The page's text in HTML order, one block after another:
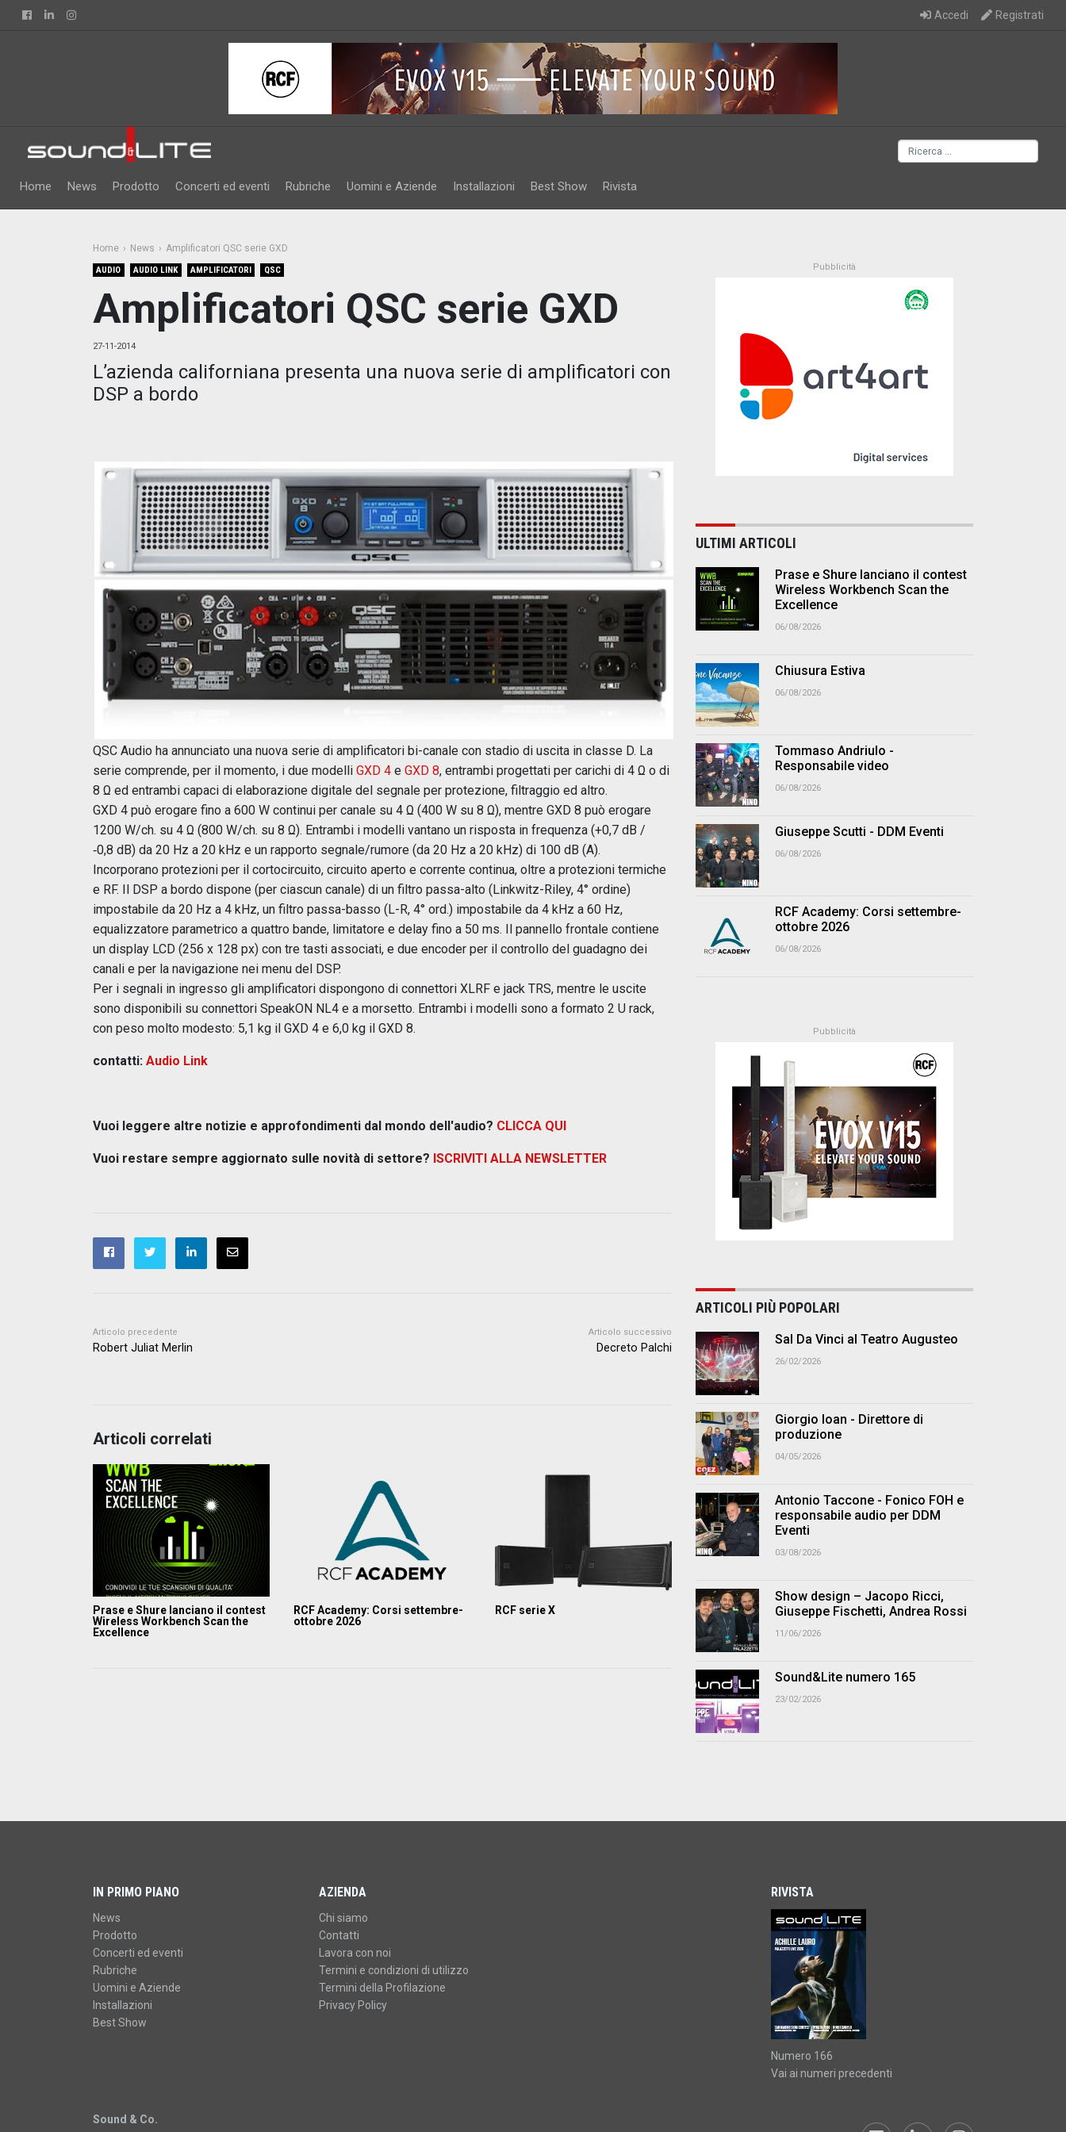
FacebookLinkedin Accedi Registrati
Home News Prodotto Concerti ed eventi Rubriche Uomini e Aziende Installazioni Best Show Rivista
Home News Amplificatori QSC serie GXD
AUDIO AUDIO LINK AMPLIFICATORI QSC
Amplificatori QSC serie GXD
27-11-2014
L’azienda californiana presenta una nuova serie di amplificatori con
DSP a bordo
QSC Audio ha annunciato una nuova serie di amplificatori bi-canale con stadio di uscita in classe D. La
serie comprende, per il momento, i due modelli GXD 4 e GXD 8, entrambi progettati per carichi di 4 Ω o di
8 Ω ed entrambi capaci di elaborazione digitale del segnale per protezione, filtraggio ed altro.
GXD 4 può erogare fino a 600 W continui per canale su 4 Ω (400 W su 8 Ω), mentre GXD 8 può erogare
1200 W/ch. su 4 Ω (800 W/ch. su 8 Ω). Entrambi i modelli vantano un risposta in frequenza (+0,7 dB /
‑0,8 dB) da 20 Hz a 20 kHz e un rapporto segnale/rumore (da 20 Hz a 20 kHz) di 100 dB (A).
Incorporano protezioni per il cortocircuito, circuito aperto e corrente continua, oltre a protezioni termiche
e RF. Il DSP a bordo dispone (per ciascun canale) di un filtro passa-alto (Linkwitz-Riley, 4° ordine)
impostabile da 20 Hz a 4 kHz, un filtro passa-basso (L-R, 4° ord.) impostabile da 4 kHz a 60 Hz,
equalizzatore parametrico a quattro bande, limitatore e delay fino a 50 ms. Il pannello frontale contiene
un display LCD (256 x 128 px) con tre tasti associati, e due encoder per il controllo del guadagno dei
canali e per la navigazione nei menu del DSP.
Per i segnali in ingresso gli amplificatori dispongono di connettori XLRF e jack TRS, mentre le uscite
sono disponibili su connettori SpeakON NL4 e a morsetto. Entrambi i modelli sono a formato 2 U rack,
con peso molto modesto: 5,1 kg il GXD 4 e 6,0 kg il GXD 8.
contatti: Audio Link
Vuoi leggere altre notizie e approfondimenti dal mondo dell'audio? CLICCA QUI
Vuoi restare sempre aggiornato sulle novità di settore? ISCRIVITI ALLA NEWSLETTER
Articolo precedente
Robert Juliat Merlin
Articolo successivo
Decreto Palchi
Articoli correlati
Prase e Shure lanciano il contest
Wireless Workbench Scan the
Excellence
RCF Academy: Corsi settembre-
ottobre 2026
RCF serie X
ULTIMI ARTICOLI
Prase e Shure lanciano il contest
Wireless Workbench Scan the
Excellence
06/08/2026
Chiusura Estiva
06/08/2026
Tommaso Andriulo -
Responsabile video
06/08/2026
Giuseppe Scutti - DDM Eventi
06/08/2026
RCF Academy: Corsi settembre-
ottobre 2026
06/08/2026
ARTICOLI PIÙ POPOLARI
Sal Da Vinci al Teatro Augusteo
26/02/2026
Giorgio Ioan - Direttore di
produzione
04/05/2026
Antonio Taccone - Fonico FOH e
responsabile audio per DDM
Eventi
03/08/2026
Show design – Jacopo Ricci,
Giuseppe Fischetti, Andrea Rossi
11/06/2026
Sound&Lite numero 165
23/02/2026
IN PRIMO PIANO
News
Prodotto
Concerti ed eventi
Rubriche
Uomini e Aziende
Installazioni
Best Show
AZIENDA
Chi siamo
Contatti
Lavora con noi
Termini e condizioni di utilizzo
Termini della Profilazione
Privacy Policy
RIVISTA
Numero 166
Vai ai numeri precedenti
Sound & Co.